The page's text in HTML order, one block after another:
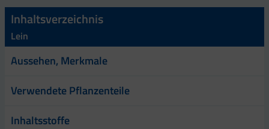
Inhaltsverzeichnis
Lein
Aussehen, Merkmale
Verwendete Pflanzenteile
Inhaltsstoffe